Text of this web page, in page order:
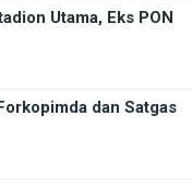
Utama, Eks PON
dan Satgas